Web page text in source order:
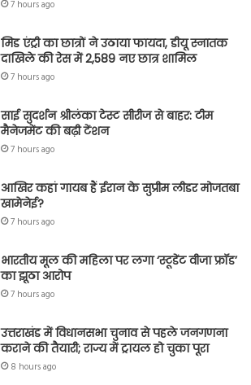
7 hours ago
मिड एंट्री का छात्रों ने उठाया फायदा, डीयू स्नातक
दाखिले की रेस में 2,589 नए छात्र शामिल
7 hours ago
साई सुदर्शन श्रीलंका टेस्ट सीरीज से बाहर: टीम
मैनेजमेंट की बढ़ी टेंशन
7 hours ago
आखिर कहां गायब हैं ईरान के सुप्रीम लीडर मोजतबा
खामेनेई?
7 hours ago
भारतीय मूल की महिला पर लगा ‘स्टूडेंट वीजा फ्रॉड’
का झूठा आरोप
7 hours ago
उत्तराखंड में विधानसभा चुनाव से पहले जनगणना
कराने की तैयारी; राज्य में ट्रायल हो चुका पूरा
8 hours ago